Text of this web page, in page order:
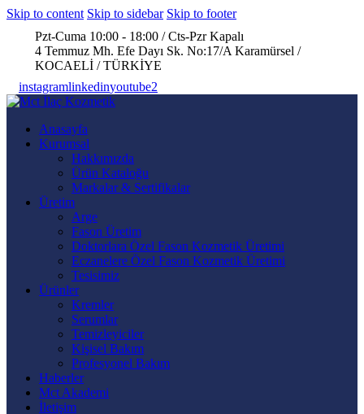
Skip to content Skip to sidebar Skip to footer
Pzt-Cuma 10:00 - 18:00 / Cts-Pzr Kapalı
4 Temmuz Mh. Efe Dayı Sk. No:17/A Karamürsel /
KOCAELİ / TÜRKİYE
instagramlinkedinyoutube2
Anasayfa
Kurumsal
Hakkımızda
Ürün Kataloğu
Markalar & Sertifikalar
Üretim
Arge
Fason Üretim
Doktorlara Özel Fason Kozmetik Üretimi
Eczanelere Özel Fason Kozmetik Üretimi
Tesisimiz
Ürünler
Kremler
Serumlar
Temizleyiciler
Kişisel Bakım
Profesyonel Bakım
Haberler
Mct Akademi
İletişim